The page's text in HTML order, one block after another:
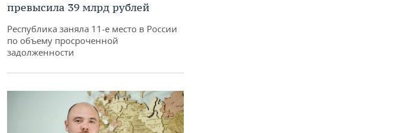
превысила 39 млрд рублей
Республика заняла 11-е место в России
по объему просроченной
задолженности